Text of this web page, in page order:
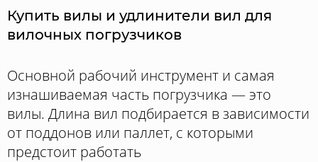
Купить вилы и удлинители вил для
вилочных погрузчиков
Основной рабочий инструмент и самая
изнашиваемая часть погрузчика — это
вилы. Длина вил подбирается в зависимости
от поддонов или паллет, с которыми
предстоит работать